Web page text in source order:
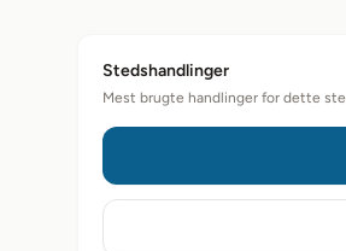
Stedshandlinger
Mest brugte handlinger for dette